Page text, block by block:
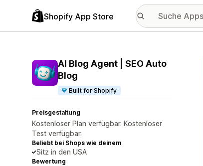
Shopify App Store
AI Blog Agent | SEO Auto
Blog
Built for Shopify
Preisgestaltung
Kostenloser Plan verfügbar. Kostenloser
Test verfügbar.
Beliebt bei Shops wie deinem
Sitz in den USA
Bewertung